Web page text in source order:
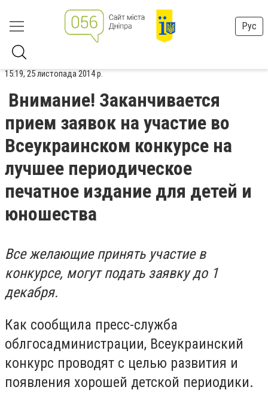
Рус
15:19, 25 листопада 2014 р.
Внимание! Заканчивается
прием заявок на участие во
Всеукраинском конкурсе на
лучшее периодическое
печатное издание для детей и
юношества
Все желающие принять участие в
конкурсе, могут подать заявку до 1
декабря.
Как сообщила пресс-служба
облгосадминистрации, Всеукраинский
конкурс проводят с целью развития и
появления хорошей детской периодики.